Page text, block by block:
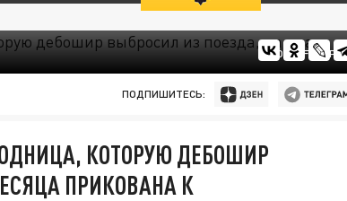
ФОТО: FREEPIK
ПОДПИШИТЕСЬ:
КОТОРУЮ ДЕБОШИР
ПРИКОВАНА К